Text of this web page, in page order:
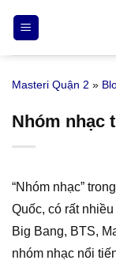
qua
nội
Masteri Quận 2 »
Nhóm nhạc
“Nhóm nhạc”
Quốc, có rất
Big Bang, BTS,
nhóm nhạc nổi